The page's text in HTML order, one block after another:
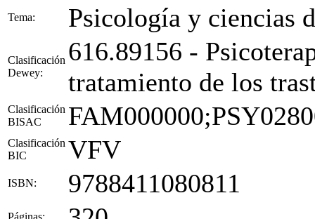
Tema: Psicología y ciencias
Clasificación
Dewey:
616.89156 -
tratamiento de los
Clasificación
BISAC
Clasificación
BIC
VFV
ISBN: 9788411080811